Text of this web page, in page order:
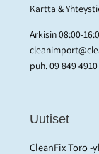
Kartta &
Arkisin 08:00-
puh.09 849 4910
Uutiset
CleanFix Toro